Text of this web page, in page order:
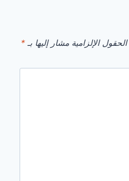
الحقول الإلزامية مشار إليها بـ *